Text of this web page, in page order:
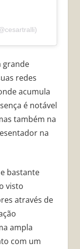
grande
redes
acumula
é notável
também na
na
bastante
visto
através de
ampla
com um